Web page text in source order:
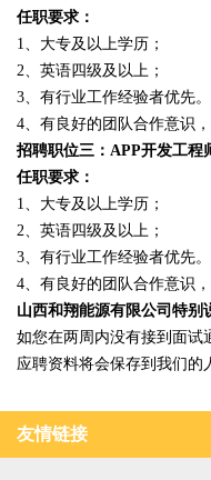
任职要求：
1、大专及以上学历；
2、英语四级及以上；
3、有行业工作经验者优先。
4、有良好的团队合作意识
招聘职位三：APP开发工程
任职要求：
1、大专及以上学历；
2、英语四级及以上；
3、有行业工作经验者优先。
4、有良好的团队合作意识
山西和翔能源有限公司特别
如您在两周内没有接到面试
应聘资料将会保存到我们的
友情链接